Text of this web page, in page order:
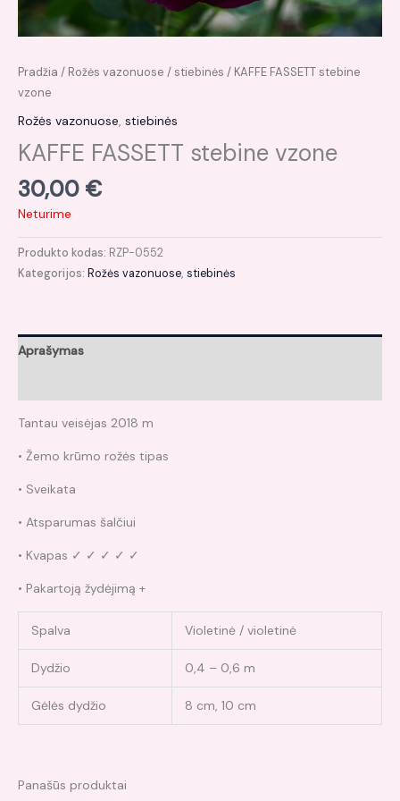
Pradžia / Rožės vazonuose /stiebinės / KAFFE FASSETT stebine
vzone
Rožės vazonuose, stiebinės
KAFFE FASSETT stebine vzone
30,00 €
Neturime
Produkto kodas: RZP-0552
Kategorijos: Rožės vazonuose, stiebinės
Aprašymas
Tantau veisėjas 2018 m
• Žemo krūmo rožės tipas
• Sveikata
• Atsparumas šalčiui
• Kvapas ✓ ✓ ✓ ✓ ✓
• Pakartoją žydėjimą +
Spalva Violetinė / violetinė
Dydžio 0,4 – 0,6 m
Gėlės dydžio 8 cm, 10 cm
Panašūs produktai